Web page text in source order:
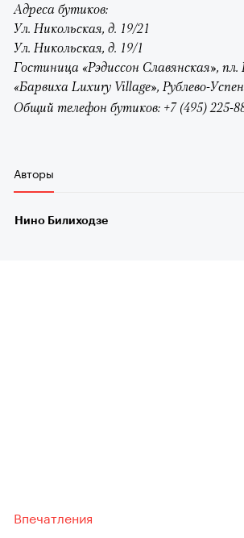
Адреса бутиков:
Ул. Никольская, д. 19/21
Ул. Никольская, д. 19/1
Гостиница «Рэдиссон Славянская», пл.
«Барвиха Luxury Village», Рублево-
Общий телефон бутиков: +7 (495) 225-
Авторы
Нино Билиходзе
Впечатления